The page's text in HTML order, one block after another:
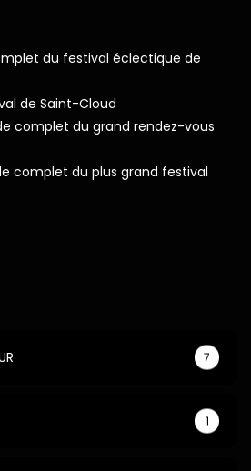
du festival éclectique de
de Saint-Cloud
complet du grand rendez-vous
complet du plus grand festival
7
1